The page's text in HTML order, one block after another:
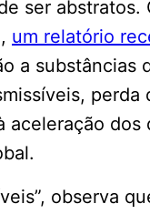
ser abstratos.
um relatório
a substâncias
dos
observa